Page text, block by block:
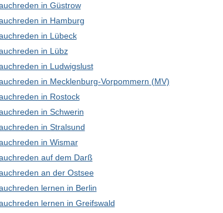
in Güstrow
in Hamburg
in Lübeck
in Lübz
in Ludwigslust
in Mecklenburg-Vorpommern (MV)
in Rostock
in Schwerin
in Stralsund
in Wismar
auf dem Darß
an der Ostsee
lernen in Berlin
lernen in Greifswald